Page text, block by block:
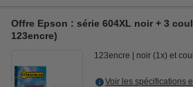
Offre Epson : série 604XL noir + 3
123encre)
123encre noir (1x) et
Voir les spécifications